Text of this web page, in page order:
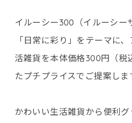
イルーシー300（イルーシー
「日常に彩り」をテーマに
活雑貨を本体価格300円（税
たプチプライスでご提案しま
かわいい生活雑貨から便利